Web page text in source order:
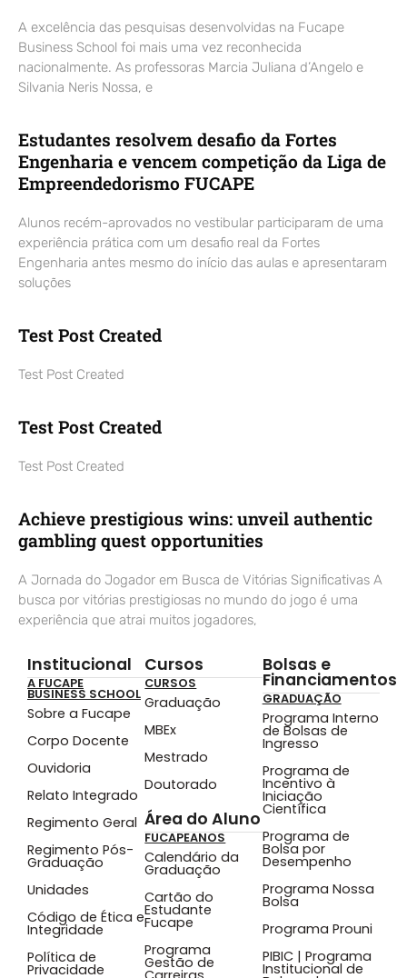
A excelência das pesquisas desenvolvidas na Fucape
Business School foi mais uma vez reconhecida
nacionalmente. As professoras Marcia Juliana d’Angelo e
Silvania Neris Nossa, e
Estudantes resolvem desafio da Fortes
Engenharia e vencem competição da Liga de
Empreendedorismo FUCAPE
Alunos recém-aprovados no vestibular participaram de uma
experiência prática com um desafio real da Fortes
Engenharia antes mesmo do início das aulas e apresentaram
soluções
Test Post Created
Test Post Created
Test Post Created
Test Post Created
Achieve prestigious wins: unveil authentic
gambling quest opportunities
A Jornada do Jogador em Busca de Vitórias Significativas A
busca por vitórias prestigiosas no mundo do jogo é uma
experiência que atrai muitos jogadores,
Institucional
A FUCAPE
BUSINESS SCHOOL
Sobre a Fucape
Corpo Docente
Ouvidoria
Relato Integrado
Regimento Geral
Regimento Pós-
Graduação
Unidades
Código de Ética e
Integridade
Política de
Privacidade
Cursos
CURSOS
Graduação
MBEx
Mestrado
Doutorado
Área do Aluno
FUCAPEANOS
Calendário da
Graduação
Cartão do
Estudante
Fucape
Programa
Gestão de
Bolsas e
Financiamentos
GRADUAÇÃO
Programa Interno
de Bolsas de
Ingresso
Programa de
Incentivo à
Iniciação
Científica
Programa de
Bolsa por
Desempenho
Programa Nossa
Bolsa
Programa Prouni
PIBIC | Programa
Institucional de